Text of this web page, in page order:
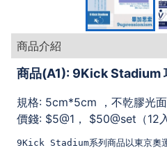
商品介紹
商品(A1): 9Kick Stadium
規格: 5cm*5cm ，不乾膠光
價錢: $5@1， $50@set（12入
9Kick Stadium系列商品以東京奧